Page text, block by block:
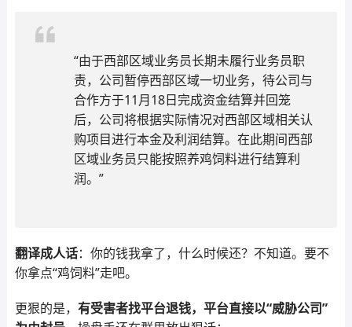
“由于西部区域业务员长期未履行业务员职
责，公司暂停西部区域一切业务，待公司与
合作方于11月18日完成资金结算并回笼
后，公司将根据实际情况对西部区域相关认
购项目进行本金及利润结算。在此期间西部
区域业务员只能按照养鸡饲料进行结算利
润。”
翻译成人话：你的钱我拿了，什么时候还？不知道。要不
你拿点“鸡饲料”走吧。
更狠的是， 有受害者找平台退钱，平台直接以“威胁公司”